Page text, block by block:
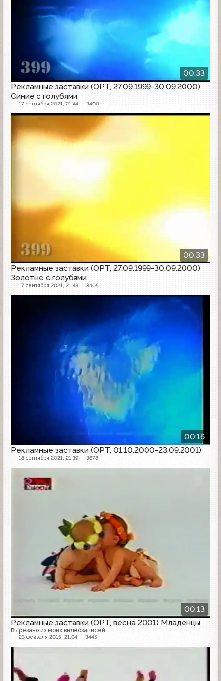
00:33
Рекламные заставки (ОРТ, 27.09.1999-30.09.2000)
Синие с голубями
17 сентября 2021, 21:44 3400
00:33
Рекламные заставки (ОРТ, 27.09.1999-30.09.2000)
Золотые с голубями
17 сентября 2021, 21:48 3405
Рекламная заставка
00:16
Рекламные заставки (ОРТ, 01.10.2000-23.09.2001)
18 сентября 2021, 21:39 3678
00:13
Рекламные заставки (ОРТ, весна 2001) Младенцы
Вырезано из моих видеозаписей
23 февраля 2015, 21:04 3445